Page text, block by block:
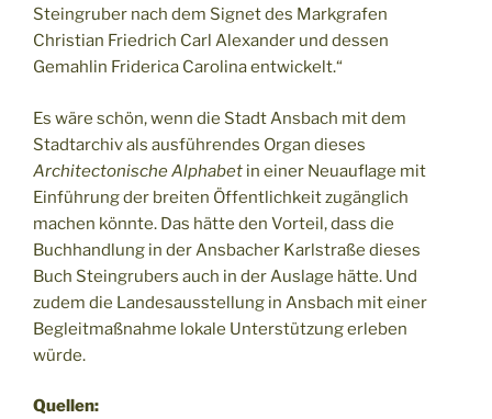
Steingruber nach dem Signet des Markgrafen
Christian Friedrich Carl Alexander und dessen
Gemahlin Friderica Carolina entwickelt.“
Es wäre schön, wenn die Stadt Ansbach mit dem
Stadtarchiv als ausführendes Organ dieses
Architectonische Alphabet in einer Neuauflage mit
Einführung der breiten Öffentlichkeit zugänglich
machen könnte. Das hätte den Vorteil, dass die
Buchhandlung in der Ansbacher Karlstraße dieses
Buch Steingrubers auch in der Auslage hätte. Und
zudem die Landesausstellung in Ansbach mit einer
Begleitmaßnahme lokale Unterstützung erleben
würde.
Quellen: